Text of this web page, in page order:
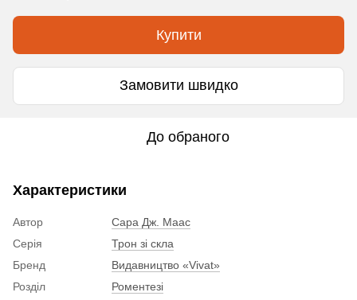
Купити
Замовити швидко
До обраного
Характеристики
Автор
Сара Дж. Маас
Серія
Трон зі скла
Бренд
Видавництво «Vivat»
Розділ
Роментезі